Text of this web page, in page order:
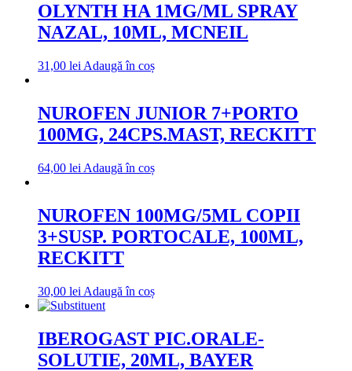
OLYNTH HA 1MG/ML SPRAY
NAZAL, 10ML, MCNEIL
31,00 lei Adaugă în coș
NUROFEN JUNIOR 7+PORTO
100MG, 24CPS.MAST, RECKITT
64,00 lei Adaugă în coș
NUROFEN 100MG/5ML COPII
3+SUSP. PORTOCALE, 100ML,
RECKITT
30,00 lei Adaugă în coș
IBEROGAST PIC.ORALE-
SOLUTIE, 20ML, BAYER